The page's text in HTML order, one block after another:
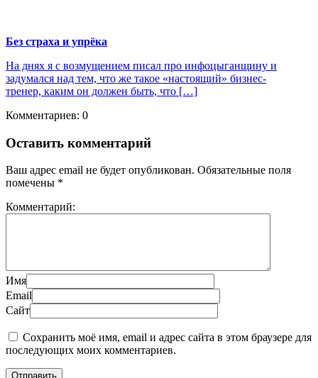
Без страха и упрёка
На днях я с возмущением писал про инфоцыганщину и
задумался над тем, что же такое «настоящий» бизнес-
тренер, каким он должен быть, что […]
Комментариев: 0
Оставить комментарий
Ваш адрес email не будет опубликован. Обязательные поля
помечены *
Комментарий:
Имя
Email
Сайт
Сохранить моё имя, email и адрес сайта в этом браузере для
последующих моих комментариев.